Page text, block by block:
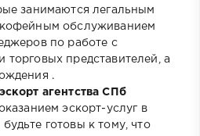
занимаются легальным
обслуживанием
по работе с
представителей, а
.
эскорт агентства СПб
эскорт-услуг в
готовы к тому, что